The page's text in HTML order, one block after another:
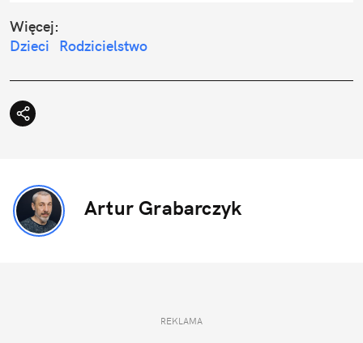
Więcej:
Dzieci
Rodzicielstwo
Artur Grabarczyk
REKLAMA